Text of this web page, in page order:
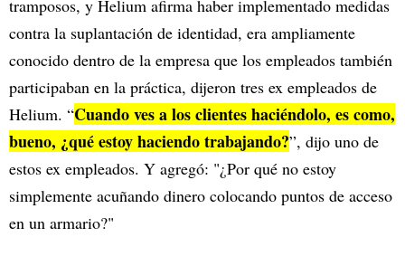
tramposos, y Helium afirma haber implementado medidas
contra la suplantación de identidad, era ampliamente
conocido dentro de la empresa que los empleados también
participaban en la práctica, dijeron tres ex empleados de
Helium. “Cuando ves a los clientes haciéndolo, es como,
bueno, ¿qué estoy haciendo trabajando?”, dijo uno de
estos ex empleados. Y agregó: "¿Por qué no estoy
simplemente acuñando dinero colocando puntos de acceso
en un armario?"